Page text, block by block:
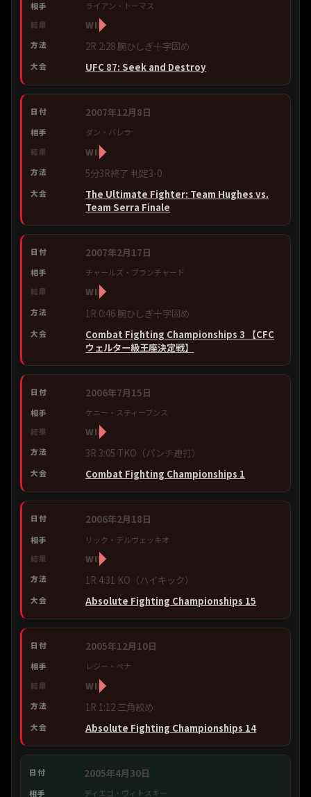
ライアン・トーマス
WIN
2R 2:28 腕ひしぎ十字固め
UFC 87: Seek and Destroy
2007年12月8日
ダン・バレラ
WIN
5分3R終了 判定3-0
The Ultimate Fighter: Team Hughes vs.
Team Serra Finale
2007年2月17日
チャールズ・ブランチャード
WIN
1R 0:46 腕ひしぎ十字固め
Combat Fighting Championships 3 【CFC
ウェルター級王座決定戦】
2006年7月15日
ケニー・スティーブンス
WIN
3R 3:05 TKO（パンチ連打）
Combat Fighting Championships 1
2006年2月18日
リック・デルヴェッキオ
WIN
1R 4:31 KO（ハイキック）
Absolute Fighting Championships 15
2005年12月10日
レジー・ペナ
WIN
1R 1:12 三角絞め
Absolute Fighting Championships 14
2005年4月30日
ディエゴ・ヴィトスキー